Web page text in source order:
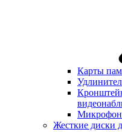
Карты
Жесткие диски